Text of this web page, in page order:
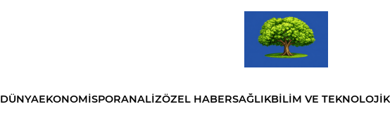
DÜNYAEKONOMİSPORANALİZÖZEL HABERSAĞLIKBİLİM VE TEKNOLOJİ